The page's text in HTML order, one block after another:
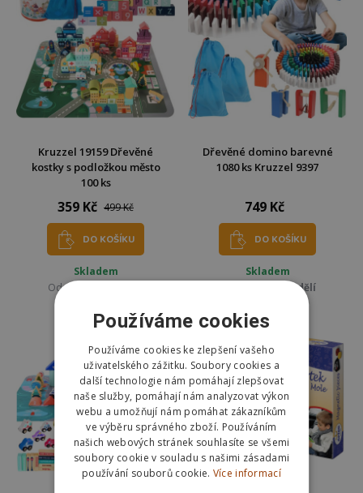
Kruzzel 19159 Dřevěné
kostky s podložkou město
100 ks
359 Kč 499 Kč
DO KOŠÍKU
Skladem
Odešleme
Dřevěné domino barevné
1080 ks Kruzzel 9397
749 Kč
DO KOŠÍKU
Skladem
v pondělí
Používáme cookies
Používáme cookies ke zlepšení vašeho
uživatelského zážitku. Soubory cookies a
další technologie nám pomáhají zlepšovat
naše služby, pomáhají nám analyzovat výkon
webu a umožňují nám pomáhat zákazníkům
ve výběru správného zboží. Používáním
našich webových stránek souhlasíte se všemi
soubory cookie v souladu s našimi zásadami
používání souborů cookie. Více informací